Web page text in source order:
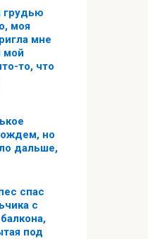
грудью
моя
мне
мой
то, что
но
дальше,
спас
с
под